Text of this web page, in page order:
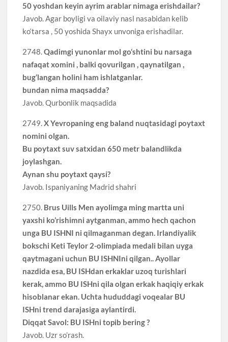
50 yoshdan keyin ayrim arablar nimaga erishdailar?
Javob. Agar boyligi va oilaviy nasl nasabidan kelib
ko‘tarsa , 50 yoshida Shayx unvoniga erishadilar.
2748.Qadimgi yunonlar mol go‘shtini bu narsaga
nafaqat xomini , balki qovurilgan , qaynatilgan ,
bug‘langan holini ham ishlatganlar.
bundan nima maqsadda?
Javob. Qurbonlik maqsadida
2749.X Yevropaning eng baland nuqtasidagi poytaxt
nomini olgan.
Bu poytaxt suv satxidan 650 metr balandlikda
joylashgan.
Aynan shu poytaxt qaysi?
Javob. Ispaniyaning Madrid shahri
2750. Brus Uills Men ayolimga ming martta uni
yaxshi ko’rishimni aytganman, ammo hech qachon
unga BU ISHNI ni qilmaganman degan. Irlandiyalik
bokschi Keti Teylor 2-olimpiada medali bilan uyga
qaytmagani uchun BU ISHNIni qilgan.. Ayollar
nazdida esa, BU ISHdan erkaklar uzoq turishlari
kerak, ammo BU ISHni qila olgan erkak haqiqiy erkak
hisoblanar ekan. Uchta hududdagi voqealar BU
ISHni trend darajasiga aylantirdi.
Diqqat Savol: BU ISHni topib bering ?
Javob. Uzr so’rash.